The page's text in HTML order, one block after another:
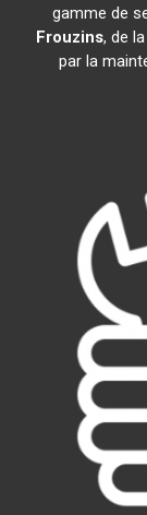
gamme de
Frouzins, de
par la